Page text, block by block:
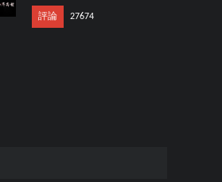
評論 27674